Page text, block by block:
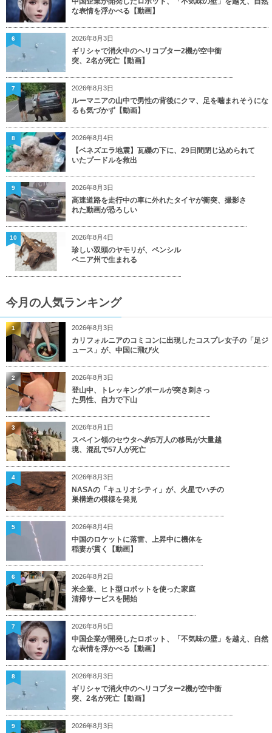
な表情を浮かべる【動画】
2026年8月3日
ギリシャで消火中のヘリコプター2機が空中衝
突、2名が死亡【動画】
6
2026年8月3日
ルーマニアの山中で男性の背後にクマ、足を噛まれそうにな
るも気づかず【動画】
7
2026年8月4日
【ベネズエラ地震】瓦礫の下に、29日間閉じ込められて
いたプードルを救出
8
2026年8月3日
高速道路を走行中の車に外れたタイヤが衝突、撮影さ
れた動画が恐ろしい
9
2026年8月4日
珍しい双頭のヤモリが、ペンシル
ベニア州で生まれる
10
今月の人気ランキング
2026年8月3日
カリフォルニアのコミコンに出現したコスプレ女子の「足ジ
ュース」が、中国に飛び火
1
2026年8月3日
登山中、トレッキングポールが突き刺さっ
た男性、自力で下山
2
2026年8月1日
スペイン領のセウタへ約5万人の移民が大量越
境、混乱で57人が死亡
3
2026年8月3日
NASAの「キュリオシティ」が、火星でハチの
巣構造の模様を発見
4
2026年8月4日
中国のロケットに落雷、上昇中に機体を
稲妻が貫く【動画】
5
2026年8月2日
米企業、ヒト型ロボットを使った家庭
清掃サービスを開始
6
2026年8月5日
中国企業が開発したロボット、「不気味の壁」を越え、自然
な表情を浮かべる【動画】
7
2026年8月3日
ギリシャで消火中のヘリコプター2機が空中衝
突、2名が死亡【動画】
8
2026年8月3日
9